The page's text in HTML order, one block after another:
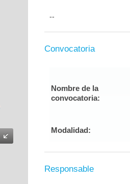
--
Convocatoria
Nombre de la
convocatoria:
Modalidad:
Responsable